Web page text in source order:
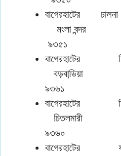
বাগেরহাটের
মংলা
৯৩৫১
৯৩৬১
৯৩৬০